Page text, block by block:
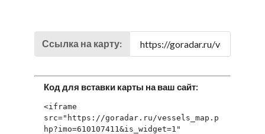
Ссылка на карту:
Код для вставки карты на ваш сайт:
<iframe
src="https://goradar.ru/vessels_map.p
hp?imo=610107411&is_widget=1"